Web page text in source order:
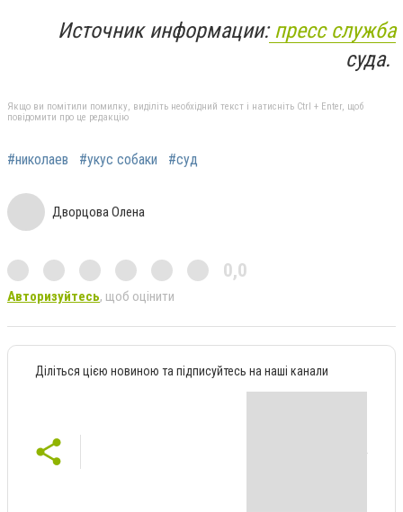
Источник информации:пресс служба
суда.
Якщо ви помітили помилку, виділіть необхідний текст і натисніть Ctrl + Enter, щоб
повідомити про це редакцію
#николаев #укус собаки #суд
Дворцова Олена
0,0
Авторизуйтесь, щоб оцінити
Діліться цією новиною та підписуйтесь на наші канали